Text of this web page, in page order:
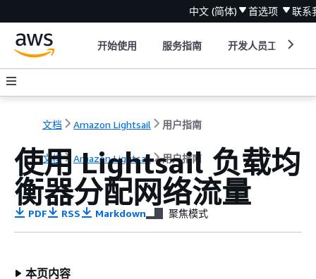
中文 (简体) 首选项 联系
开始使用 服务指南 开发人员工具
文档 Amazon Lightsail 用户指南
文档 Amazon Lightsail 用户指南
使用 Lightsail 负载均
衡器分配网络流量
PDF RSS Markdown 聚焦模式
本页内容